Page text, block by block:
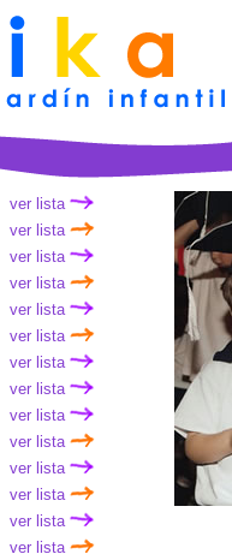
ver lista
ver lista
ver lista
ver lista
ver lista
ver lista
ver lista
ver lista
ver lista
ver lista
ver lista
ver lista
ver lista
ver lista